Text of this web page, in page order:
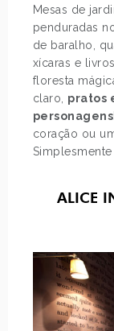
Mesas de
penduradas
de baralho,
xícaras e
floresta
claro, pratos
personagens
coração ou
ALICE